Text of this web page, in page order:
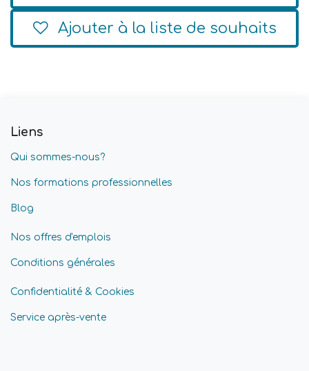
Ajouter à la liste de souhaits
Liens
Qui sommes-nous?
Nos formations professionnelles
Blog
Nos offres d'emplois
Conditions générales
Confidentialité & Cookies
Service après-vente